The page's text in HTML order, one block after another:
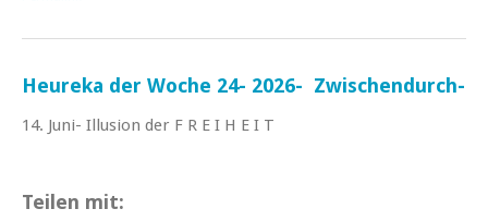
Heureka der Woche 24- 2026- Zwischendurch-
14. Juni- Illusion der F R E I H E I T
Teilen mit: